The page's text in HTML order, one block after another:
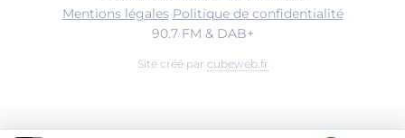
Mentions légales·Politique de confidentialité
90.7 FM & DAB+
Site créé par cubeweb.fr